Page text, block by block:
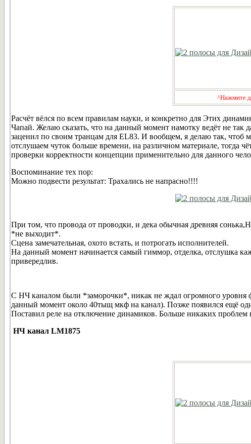
^Нажмите
Расчёт вёлся по всем правилам науки, и конкретно для Этих
Чапай. Желаю сказать, что на данный момент намотку ведёт не так
заценил по своим транцам для EL83. И вообщем, я делаю так, чтоб
отслушаем чуток больше времени, на различном материале,
проверки корректности концепции применительно для данного
Воспоминание тех пор:
Можно подвести результат: Трахались не напрасно!!!!
При том, что провода от проводки, и дека обычная древняя
*не выходит*.
Сцена замечательная, охото встать, и потрогать исполнителей.
На данный момент начинается самый гиммор, отделка, отслушка
привередлив.
С НЧ каналом были *заморочки*, никак не ждал огромного уровня
данный момент около 40тыщ мкф на канал). Позже появился ещё
Поставил реле на отключение динамиков. Больше никаких
НЧ канал LM1875